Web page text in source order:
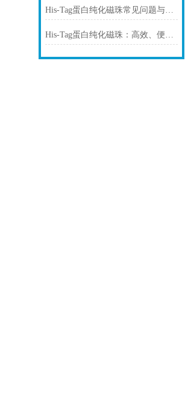
His-Tag蛋白纯化磁珠常见问题与解决方案
His-Tag蛋白纯化磁珠：高效、便捷的蛋白纯化解决方案